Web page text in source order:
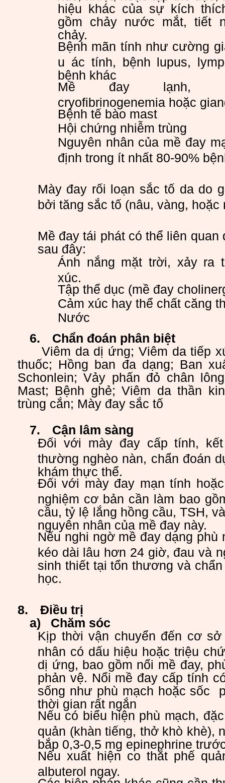
hiệu khác của sự kích
gồm chảy nước mắt, tiết
chảy.
Bệnh mãn tính như cường
u ác tính, bệnh lupus,
bệnh khác
Mề đay lạnh,
cryofibrinogenemia hoặc
Bệnh tế bào mast
Hội chứng nhiễm trùng
Nguyên nhân của mề đay
định trong ít nhất 80-90%
Mày đay rối loạn sắc tố da do
bởi tăng sắc tố (nâu, vàng, hoặc
Mề đay tái phát có thể liên quan
sau đây:
Ánh nắng mặt trời, xảy ra
xúc.
Tập thể dục (mề đay
Cảm xúc hay thể chất căng
Nước
6.
Chẩn đoán phân biệt
Viêm da dị ứng; Viêm da tiếp
thuốc; Hồng ban đa dạng; Ban
Schonlein; Vảy phấn đỏ chân
Mast; Bệnh ghẻ; Viêm da thần
trùng cắn; Mày đay sắc tố
7.
Cận lâm sàng
Đối với mày đay cấp tính,
thường nghèo nàn, chẩn đoán
khám thực thể.
Đối với mày đay mạn tính
nghiệm cơ bản cần làm bao
cầu, tỷ lệ lắng hồng cầu, TSH,
nguyên nhân của mề đay này.
Nếu nghi ngờ mề đay dạng phù
kéo dài lâu hơn 24 giờ, đau và
sinh thiết tại tổn thương và
học.
8.
Điều trị
a)
Chăm sóc
Kịp thời vận chuyển đến cơ
nhân có dấu hiệu hoặc triệu
dị ứng, bao gồm nổi mề đay,
phản vệ. Nổi mề đay cấp tính
sống như phù mạch hoặc sốc
thời gian rất ngắn
Nếu có biểu hiện phù mạch,
quản (khàn tiếng, thở khò khè),
bắp 0,3-0,5 mg epinephrine
Nếu xuất hiện co thắt phế
albuterol ngay.